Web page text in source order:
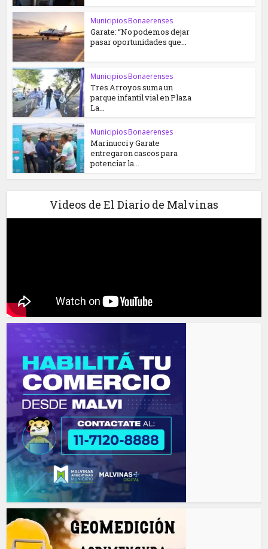
Municipios Bonaerenses
Garate: “No podemos dejar
pasar oportunidades que...
Municipios Bonaerenses
Tres Arroyos suma un
parque infantil vial en Plaza
La...
Municipios Bonaerenses
Marinucci y Garate
entregaron cascos para
potenciar la...
Videos de El Diario de Malvinas